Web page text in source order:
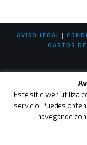
AVISO LEGAL |
GASTOS
Este sitio web utiliza
servicio. Puedes
navegando